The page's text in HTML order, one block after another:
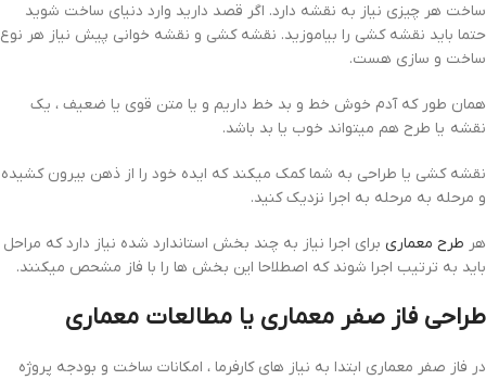
ساخت هر چیزی نیاز به نقشه دارد. اگر قصد دارید وارد دنیای ساخت شوید
حتما باید نقشه کشی را بیاموزید. نقشه کشی و نقشه خوانی پیش نیاز هر نوع
ساخت و سازی هست.
همان طور که آدم خوش خط و بد خط داریم و یا متن قوی یا ضعیف ، یک
نقشه یا طرح هم میتواند خوب یا بد باشد.
نقشه کشی یا طراحی به شما کمک میکند که ایده خود را از ذهن بیرون کشیده
و مرحله به مرحله به اجرا نزدیک کنید.
هر طرح معماری برای اجرا نیاز به چند بخش استاندارد شده نیاز دارد که مراحل
باید به ترتیب اجرا شوند که اصطلاحا این بخش ها را با فاز مشحص میکنند.
طراحی فاز صفر معماری یا مطالعات معماری
در فاز صفر معماری ابتدا به نیاز های کارفرما ، امکانات ساخت و بودجه پروژه